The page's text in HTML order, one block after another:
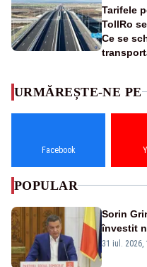
Tarifele
TollRo
Ce se
URMĂREȘTE-NE PE
Facebook
POPULAR
Sorin
învestit
sunt
31 iul. 2026,